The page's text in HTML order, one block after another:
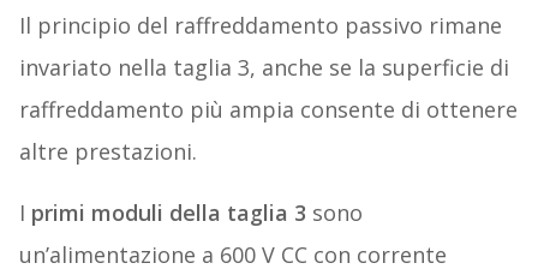
Il principio del raffreddamento passivo rimane
invariato nella taglia 3, anche se la superficie di
raffreddamento più ampia consente di ottenere
altre prestazioni.
I primi moduli della taglia 3 sono
un’alimentazione a 600 V CC con corrente